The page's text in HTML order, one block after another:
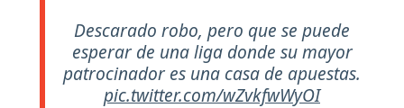
Descarado robo, pero que se puede
esperar de una liga donde su mayor
patrocinador es una casa de apuestas.
pic.twitter.com/wZvkfwWyOI